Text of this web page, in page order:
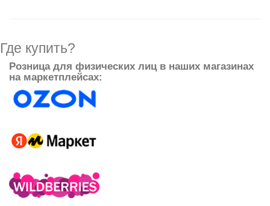
Где купить?
Розница для физических лиц в наших магазинах
на маркетплейсах: